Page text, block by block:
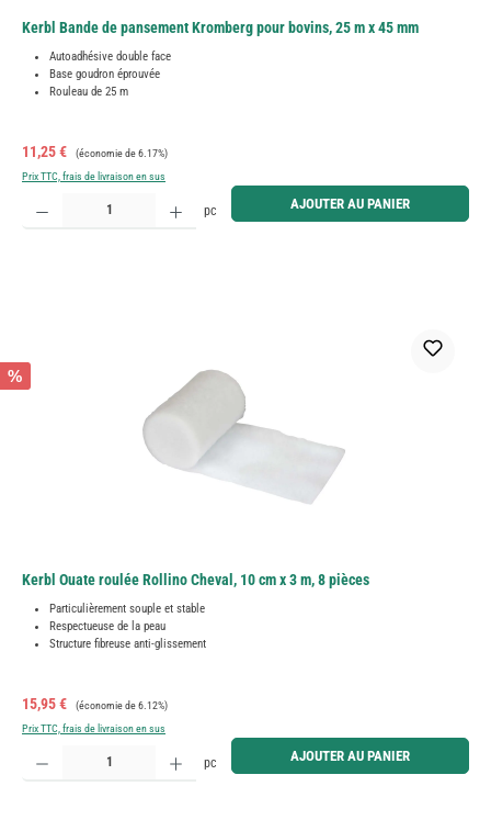
Kerbl Bande de pansement Kromberg pour bovins, 25 m x 45 mm
Autoadhésive double face
Base goudron éprouvée
Rouleau de 25 m
Prix de vente :
11,25 € Prix régulier :
(économie de 6.17%)
Prix TTC, frais de livraison en sus
Quantité de produit : Entrez la quantité souhaitée ou utilisez les boutons pour augmenter ou
pc AJOUTER AU PANIER
%
Kerbl Ouate roulée Rollino Cheval, 10 cm x 3 m, 8 pièces
Particulièrement souple et stable
Respectueuse de la peau
Structure fibreuse anti-glissement
Prix de vente :
15,95 € Prix régulier :
(économie de 6.12%)
Prix TTC, frais de livraison en sus
Quantité de produit : Entrez la quantité souhaitée ou utilisez les boutons pour augmenter ou
pc AJOUTER AU PANIER